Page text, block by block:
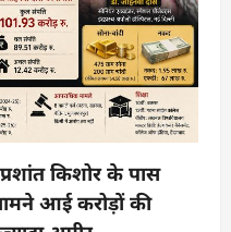
किशोर के पास
आई करोड़ों की